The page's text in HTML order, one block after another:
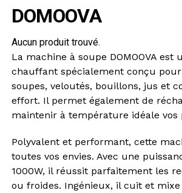
DOMOOVA
Aucun produit trouvé.
La machine à soupe DOMOOVA est
chauffant spécialement conçu
soupes, veloutés, bouillons, jus et
effort. Il permet également de
maintenir à température idéale vos
Polyvalent et performant, cette
toutes vos envies. Avec une
1000W, il réussit parfaitement les
ou froides. Ingénieux, il cuit et